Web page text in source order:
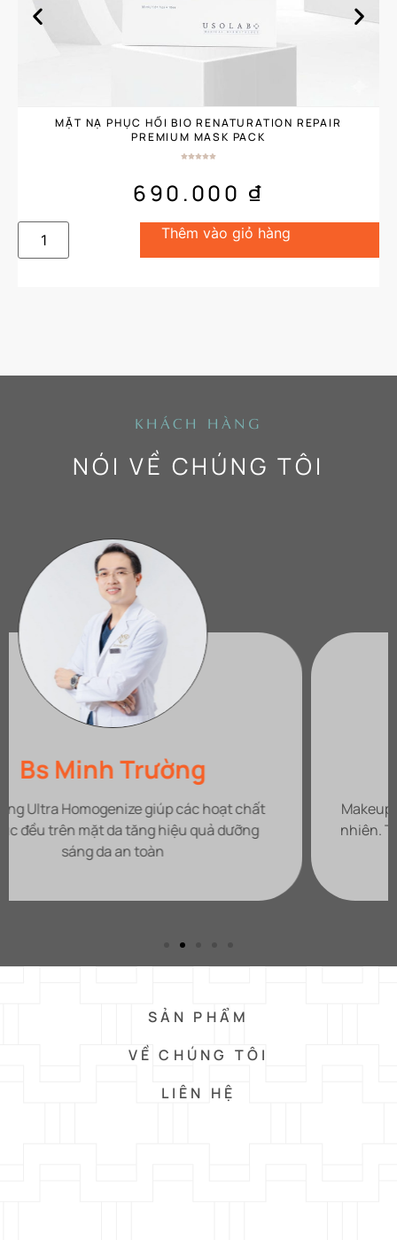
MẶT NẠ PHỤC HỒI BIO RENATURATION REPAIR
PREMIUM MASK PACK
690.000 ₫
Thêm vào giỏ hàng
KHÁCH HÀNG
NÓI VỀ CHÚNG TÔI
Nhi Nguyễn
Makeup body trắng đẹp đỉnh, da sáng hồng hào tự
nhiên. Thoa lên da thẩm thấu cực nhanh không bị
SẢN PHẨM
VỀ CHÚNG TÔI
LIÊN HỆ